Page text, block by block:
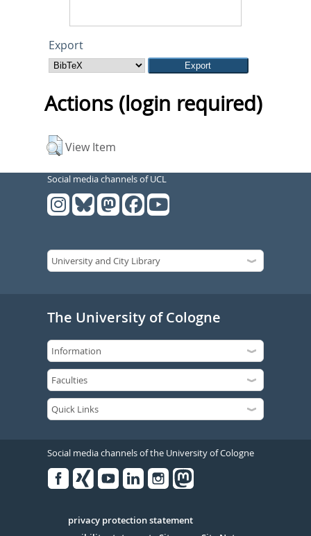
Export
Actions (login required)
View Item
Social media channels of UCL
The University of Cologne
Social media channels of the University of Cologne
Serivce
privacy protection statement